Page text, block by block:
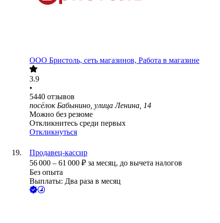
ООО Бристоль, сеть магазинов, Работа в магазине
3.9
•
5440 отзывов
посёлок Бабынино, улица Ленина, 14
Можно без резюме
Откликнитесь среди первых
Откликнуться
Продавец-кассир
56 000 – 61 000 ₽ за месяц, до вычета налогов
Без опыта
Выплаты: Два раза в месяц